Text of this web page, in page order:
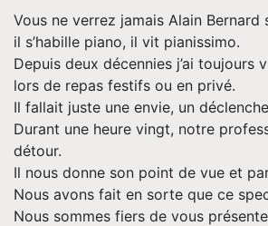
Vous ne verrez jamais Alain
il s’habille piano, il vit pianissimo.
Depuis deux décennies j’ai toujours
lors de repas festifs ou en privé.
Il fallait juste une envie, un
Durant une heure vingt, notre
détour.
Il nous donne son point de vue et
Nous avons fait en sorte que ce
Nous sommes fiers de vous